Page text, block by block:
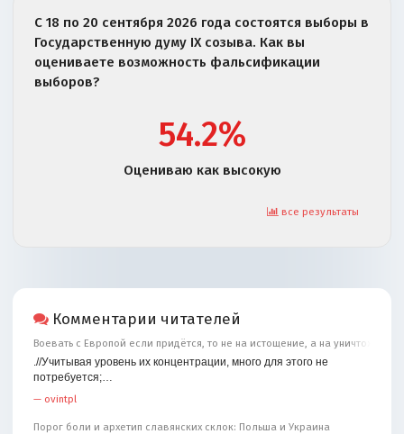
С 18 по 20 сентября 2026 года состоятся выборы в
Государственную думу IX созыва. Как вы
оцениваете возможность фальсификации
выборов?
54.2%
Оцениваю как высокую
все результаты
Комментарии читателей
Воевать с Европой если придётся, то не на истощение, а на уничтожение
.//Учитывая уровень их концентрации, много для этого не
потребуется;…
— ovintpl
Порог боли и архетип славянских склок: Польша и Украина